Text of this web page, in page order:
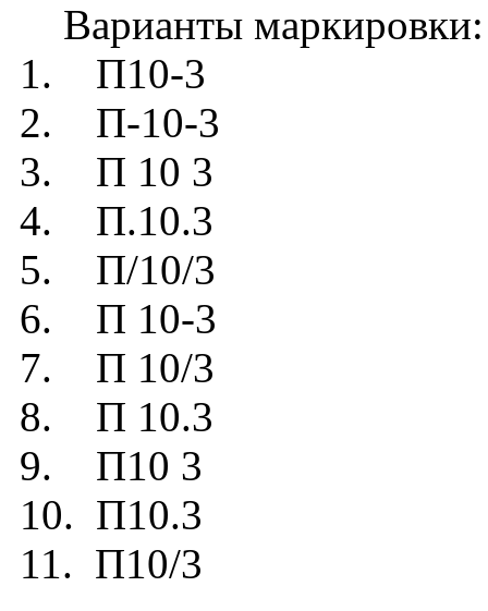
Варианты маркировки:
1. П10-3
2. П-10-3
3. П 10 3
4. П.10.3
5. П/10/3
6. П 10-3
7. П 10/3
8. П 10.3
9. П10 3
10. П10.3
11. П10/3